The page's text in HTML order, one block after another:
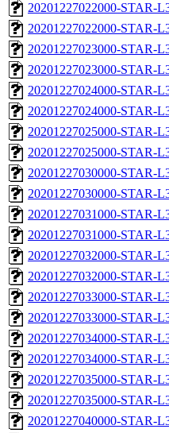
20201227022000-STAR-
20201227022000-STAR-
20201227023000-STAR-
20201227023000-STAR-
20201227024000-STAR-
20201227024000-STAR-
20201227025000-STAR-
20201227025000-STAR-
20201227030000-STAR-
20201227030000-STAR-
20201227031000-STAR-
20201227031000-STAR-
20201227032000-STAR-
20201227032000-STAR-
20201227033000-STAR-
20201227033000-STAR-
20201227034000-STAR-
20201227034000-STAR-
20201227035000-STAR-
20201227035000-STAR-
20201227040000-STAR-